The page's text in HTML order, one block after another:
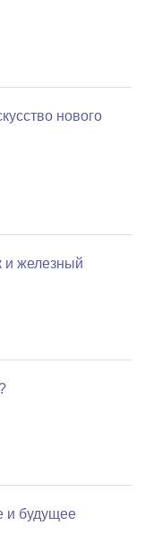
нового
и железный
и будущее